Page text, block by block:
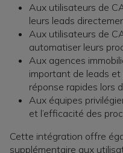
Aux utilisateurs de
leurs leads
Aux utilisateurs de
automatiser leurs
Aux agences
important de leads
réponse rapides lors
Aux équipes
et l’efficacité des
Cette intégration offre
supplémentaire aux